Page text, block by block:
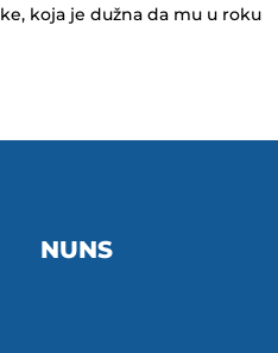
koja je dužna da mu u roku
NUNS